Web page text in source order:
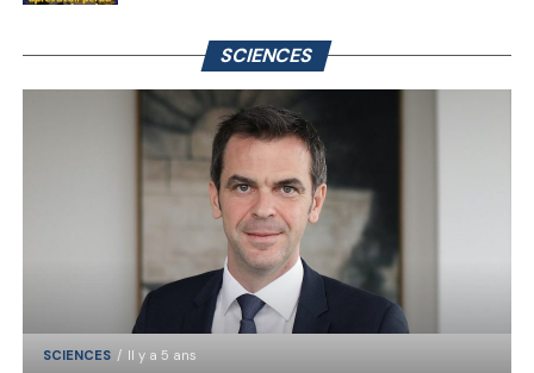
SCIENCES
SCIENCES Il y a 5 ans